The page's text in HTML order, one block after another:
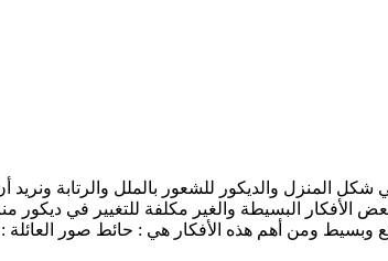
المنزل والديكور للشعور بالملل والرتابة
الأفكار البسيطة والغير مكلفة للتغيير في
وبسيط ومن أهم هذه الأفكار هي : حائط صور العائلة